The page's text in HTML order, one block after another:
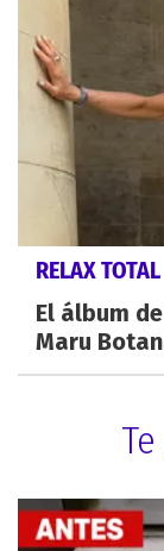
RELAX TOTAL
El álbum
Maru